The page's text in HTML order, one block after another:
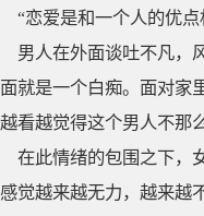
“恋爱是和一个人的优
男人在外面谈吐不凡，
面就是一个白痴。面对家
越看越觉得这个男人不那
在此情绪的包围之下，
感觉越来越无力，越来越